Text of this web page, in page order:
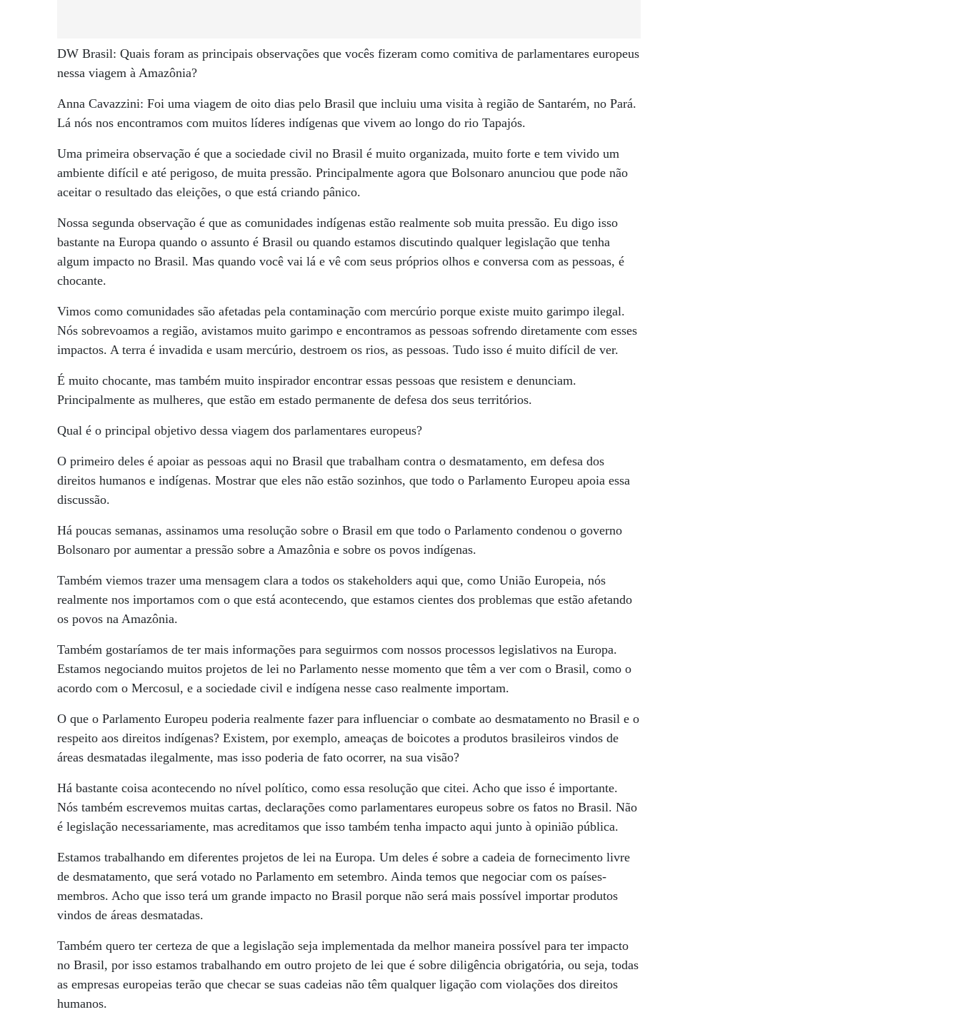
DW Brasil: Quais foram as principais observações que vocês fizeram como comitiva de parlamentares europeus
nessa viagem à Amazônia?
Anna Cavazzini: Foi uma viagem de oito dias pelo Brasil que incluiu uma visita à região de Santarém, no Pará.
Lá nós nos encontramos com muitos líderes indígenas que vivem ao longo do rio Tapajós.
Uma primeira observação é que a sociedade civil no Brasil é muito organizada, muito forte e tem vivido um
ambiente difícil e até perigoso, de muita pressão. Principalmente agora que Bolsonaro anunciou que pode não
aceitar o resultado das eleições, o que está criando pânico.
Nossa segunda observação é que as comunidades indígenas estão realmente sob muita pressão. Eu digo isso
bastante na Europa quando o assunto é Brasil ou quando estamos discutindo qualquer legislação que tenha
algum impacto no Brasil. Mas quando você vai lá e vê com seus próprios olhos e conversa com as pessoas, é
chocante.
Vimos como comunidades são afetadas pela contaminação com mercúrio porque existe muito garimpo ilegal.
Nós sobrevoamos a região, avistamos muito garimpo e encontramos as pessoas sofrendo diretamente com esses
impactos. A terra é invadida e usam mercúrio, destroem os rios, as pessoas. Tudo isso é muito difícil de ver.
É muito chocante, mas também muito inspirador encontrar essas pessoas que resistem e denunciam.
Principalmente as mulheres, que estão em estado permanente de defesa dos seus territórios.
Qual é o principal objetivo dessa viagem dos parlamentares europeus?
O primeiro deles é apoiar as pessoas aqui no Brasil que trabalham contra o desmatamento, em defesa dos
direitos humanos e indígenas. Mostrar que eles não estão sozinhos, que todo o Parlamento Europeu apoia essa
discussão.
Há poucas semanas, assinamos uma resolução sobre o Brasil em que todo o Parlamento condenou o governo
Bolsonaro por aumentar a pressão sobre a Amazônia e sobre os povos indígenas.
Também viemos trazer uma mensagem clara a todos os stakeholders aqui que, como União Europeia, nós
realmente nos importamos com o que está acontecendo, que estamos cientes dos problemas que estão afetando
os povos na Amazônia.
Também gostaríamos de ter mais informações para seguirmos com nossos processos legislativos na Europa.
Estamos negociando muitos projetos de lei no Parlamento nesse momento que têm a ver com o Brasil, como o
acordo com o Mercosul, e a sociedade civil e indígena nesse caso realmente importam.
O que o Parlamento Europeu poderia realmente fazer para influenciar o combate ao desmatamento no Brasil e o
respeito aos direitos indígenas? Existem, por exemplo, ameaças de boicotes a produtos brasileiros vindos de
áreas desmatadas ilegalmente, mas isso poderia de fato ocorrer, na sua visão?
Há bastante coisa acontecendo no nível político, como essa resolução que citei. Acho que isso é importante.
Nós também escrevemos muitas cartas, declarações como parlamentares europeus sobre os fatos no Brasil. Não
é legislação necessariamente, mas acreditamos que isso também tenha impacto aqui junto à opinião pública.
Estamos trabalhando em diferentes projetos de lei na Europa. Um deles é sobre a cadeia de fornecimento livre
de desmatamento, que será votado no Parlamento em setembro. Ainda temos que negociar com os países-
membros. Acho que isso terá um grande impacto no Brasil porque não será mais possível importar produtos
vindos de áreas desmatadas.
Também quero ter certeza de que a legislação seja implementada da melhor maneira possível para ter impacto
no Brasil, por isso estamos trabalhando em outro projeto de lei que é sobre diligência obrigatória, ou seja, todas
as empresas europeias terão que checar se suas cadeias não têm qualquer ligação com violações dos direitos
humanos.